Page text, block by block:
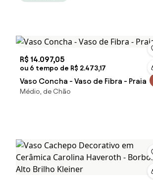
R$ 14.097,05
ou 6 tempo de R$ 2.473,17
Vaso Concha - Vaso de Fibra - Praia
Médio, de Chão